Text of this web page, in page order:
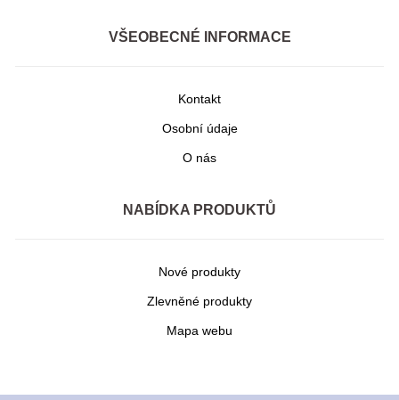
VŠEOBECNÉ INFORMACE
Kontakt
Osobní údaje
O nás
NABÍDKA PRODUKTŮ
Nové produkty
Zlevněné produkty
Mapa webu